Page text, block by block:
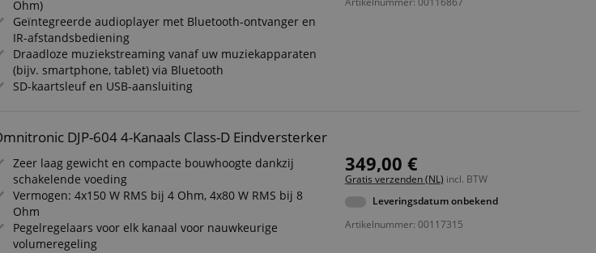
Ohm)
Geïntegreerde audioplayer met Bluetooth-ontvanger en
IR-afstandsbediening
Draadloze muziekstreaming vanaf uw muziekapparaten
(bijv. smartphone, tablet) via Bluetooth
SD-kaartsleuf en USB-aansluiting
DJP-604 4-Kanaals Class-D Eindversterker
Zeer laag gewicht en compacte bouwhoogte dankzij
schakelende voeding
Vermogen: 4x150 W RMS bij 4 Ohm, 4x80 W RMS bij 8
Ohm
Pegelregelaars voor elk kanaal voor nauwkeurige
volumeregeling
349,00 €
Gratis verzenden (NL) incl. BTW
Leveringsdatum onbekend
Artikelnummer: 00117315